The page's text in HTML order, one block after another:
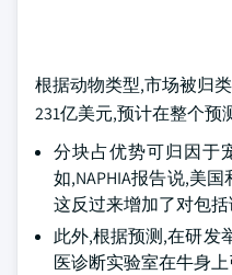
根据动物类型,市场被归
231亿美元,预计在整个预
分块占优势可归因于
如,NAPHIA报告说,美
这反过来增加了对包
此外,根据预测,在研发
医诊断实验室在牛身